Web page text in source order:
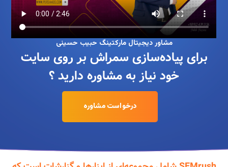
مشاور دیجیتال مارکتینگ حبیب حسینی
برای پیاده‌سازی سمراش بر روی سایت
خود نیاز به مشاوره دارید ؟
درخواست مشاوره